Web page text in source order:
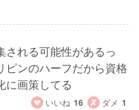
される可能性があるっ
ピンのハーフだから資格
に画策してる
いいね 16 ダメ 1